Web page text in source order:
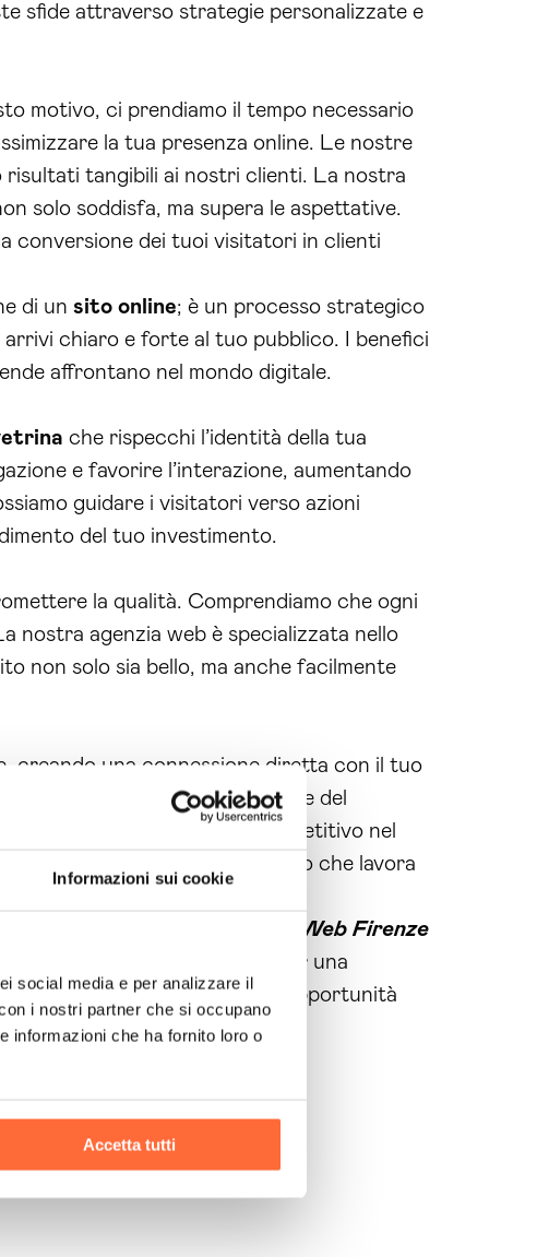
Informazioni sui cookie
social media e per analizzare il
i nostri partner che si occupano
informazioni che ha fornito loro o
Accetta tutti
sfide attraverso strategie personalizzate e
motivo, ci prendiamo il tempo necessario
la tua presenza online. Le nostre
risultati tangibili ai nostri clienti. La nostra
solo soddisfa, ma supera le aspettative.
conversione dei tuoi visitatori in clienti
di un sito online; è un processo strategico
chiaro e forte al tuo pubblico. I benefici
affrontano nel mondo digitale.
che rispecchi l’identità della tua
e favorire l’interazione, aumentando
guidare i visitatori verso azioni
del tuo investimento.
la qualità. Comprendiamo che ogni
nostra agenzia web è specializzata nello
non solo sia bello, ma anche facilmente
creando una connessione diretta con il tuo
del sito; ci occupiamo anche del
web rimanga sempre competitivo nel
partner affidabile al tuo fianco che lavora
nella
Realizzazione Siti Web Firenze
di crescita. Contattaci oggi per una
un sito web efficace è un’opportunità
verso il successo.